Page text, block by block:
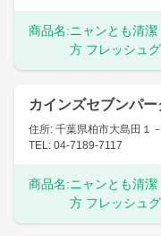
商品名:ニャンとも清
方 フレッシュ
カインズセブンパ
住所: 千葉県柏市大島田１
TEL: 04-7189-7117
商品名:ニャンとも清
方 フレッシュ